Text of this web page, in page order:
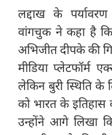
लद्दाख के पर्यावरण
वांगचुक ने कहा है
अभिजीत दीपके की
मीडिया प्लेटफॉर्म
लेकिन बुरी स्थिति
को भारत के
उन्होंने आगे लिखा